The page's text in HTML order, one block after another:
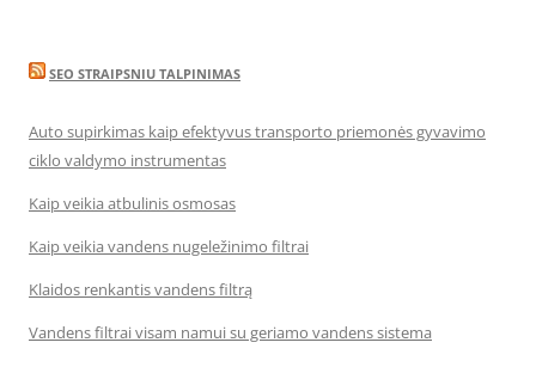
SEO STRAIPSNIU TALPINIMAS
Auto supirkimas kaip efektyvus transporto priemonės gyvavimo
ciklo valdymo instrumentas
Kaip veikia atbulinis osmosas
Kaip veikia vandens nugeležinimo filtrai
Klaidos renkantis vandens filtrą
Vandens filtrai visam namui su geriamo vandens sistema